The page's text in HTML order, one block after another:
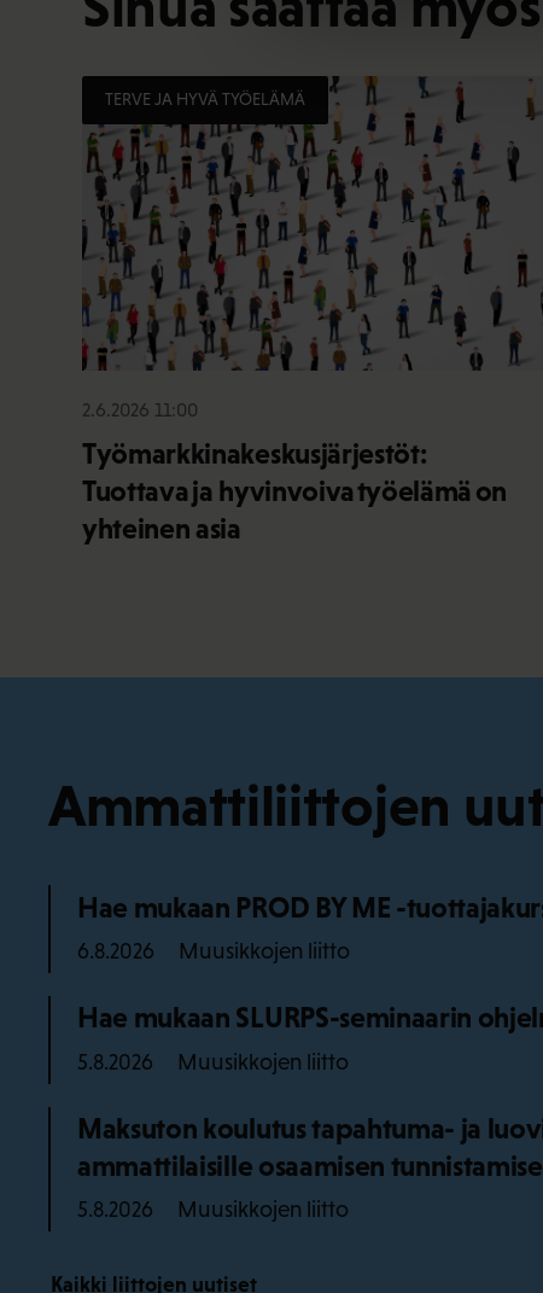
TERVE JA HYVÄ TYÖELÄMÄ
2.6.2026 11:00
Työmarkkinakeskusjärjestöt:
Tuottava ja hyvinvoiva työelämä on
yhteinen asia
Ammattiliittojen
Hae mukaan PROD BY ME -
6.8.2026 Muusikkojen liitto
Hae mukaan SLURPS-seminaarin
5.8.2026 Muusikkojen liitto
Maksuton koulutus tapahtuma- ja
ammattilaisille osaamisen
5.8.2026 Muusikkojen liitto
Kaikki liittojen uutiset